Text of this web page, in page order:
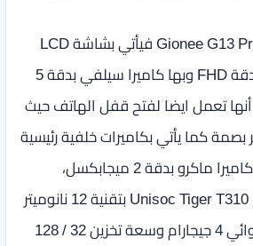
اما حول عتاد هاتف Gionee G13 Pro فيأتي بشاشة LCD
بقياس 6.26 بوصة وبدقة FHD وبها كاميرا سيلفي بدقة 5
تعمل ايضا لفتح قفل الهاتف حيث
كما يأتي بكاميرات خلفية رئيسية
بدقة 13 ميجابكسل وكاميرا ماكرو بدقة 2 ميجابكسل،
والهاتف مزود بمعالج Unisoc Tiger T310 بتقنية 12 نانوميتر
مع ذاكرة وصول عشوائي 4 جيجارام وسعة تخزين 32 / 128